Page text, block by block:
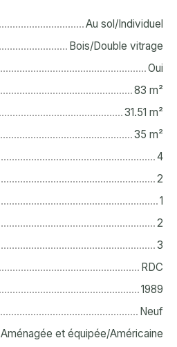
Au sol/Individuel
Bois/Double vitrage
Oui
83 m²
31.51 m²
35 m²
4
2
1
2
3
RDC
1989
Neuf
Aménagée et équipée/Américaine